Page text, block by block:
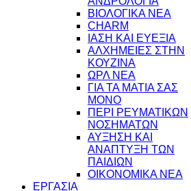
ΒΙΟΛΟΓΙΚΑ ΝΕΑ
CHARM
ΙΑΣΗ ΚΑΙ ΕΥΕΞΙΑ
ΑΛΧΗΜΕΙΕΣ ΣΤΗΝ
ΚΟΥΖΙΝΑ
ΩΡΛ ΝEA
ΓΙΑ ΤΑ ΜΑΤΙΑ ΣΑΣ
ΜΟΝΟ
ΠΕΡΙ ΡΕΥΜΑΤΙΚΩΝ
ΝΟΣΗΜΑΤΩΝ
ΑΥΞΗΣΗ ΚΑΙ
ΑΝΑΠΤΥΞΗ ΤΩΝ
ΠΑΙΔΙΩΝ
ΟΙΚΟΝΟΜΙΚΑ ΝΕΑ
ΕΡΓΑΣΙΑ